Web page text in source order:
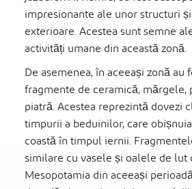
impresionante ale unor structuri
exterioare. Acestea sunt semne
activități umane din această zonă.
De asemenea, în aceeași zonă au
fragmente de ceramică, mărgele,
piatră. Acestea reprezintă dovezi
timpurii a beduinilor, care
coastă în timpul iernii.
similare cu vasele și oalele de lut
Mesopotamia din aceeași